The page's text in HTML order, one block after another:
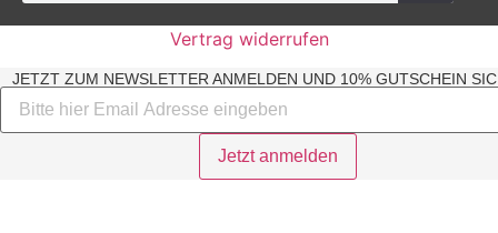
Vertrag widerrufen
JETZT ZUM NEWSLETTER ANMELDEN UND 10% GUTSCHEIN